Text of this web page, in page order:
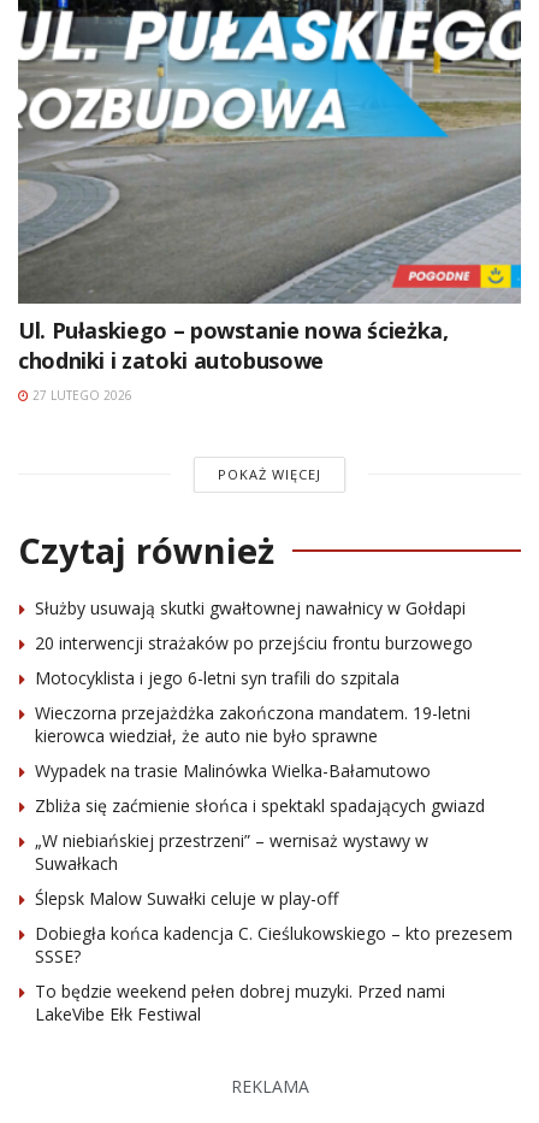
Ul. Pułaskiego – powstanie nowa ścieżka,
chodniki i zatoki autobusowe
27 LUTEGO 2026
POKAŻ WIĘCEJ
Czytaj również
Służby usuwają skutki gwałtownej nawałnicy w Gołdapi
20 interwencji strażaków po przejściu frontu burzowego
Motocyklista i jego 6-letni syn trafili do szpitala
Wieczorna przejażdżka zakończona mandatem. 19-letni
kierowca wiedział, że auto nie było sprawne
Wypadek na trasie Malinówka Wielka-Bałamutowo
Zbliża się zaćmienie słońca i spektakl spadających gwiazd
„W niebiańskiej przestrzeni” – wernisaż wystawy w
Suwałkach
Ślepsk Malow Suwałki celuje w play-off
Dobiegła końca kadencja C. Cieślukowskiego – kto prezesem
SSSE?
To będzie weekend pełen dobrej muzyki. Przed nami
LakeVibe Ełk Festiwal
REKLAMA